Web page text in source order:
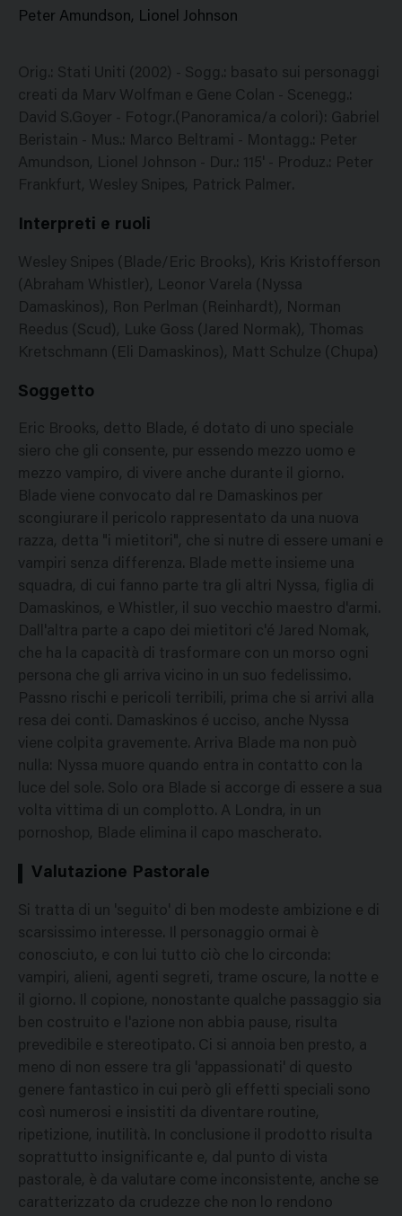
Peter Amundson, Lionel Johnson
Orig.: Stati Uniti (2002) - Sogg.: basato sui personaggi
creati da Marv Wolfman e Gene Colan - Scenegg.:
David S.Goyer - Fotogr.(Panoramica/a colori): Gabriel
Beristain - Mus.: Marco Beltrami - Montagg.: Peter
Amundson, Lionel Johnson - Dur.: 115' - Produz.: Peter
Frankfurt, Wesley Snipes, Patrick Palmer.
Interpreti e ruoli
Wesley Snipes (Blade/Eric Brooks), Kris Kristofferson
(Abraham Whistler), Leonor Varela (Nyssa
Damaskinos), Ron Perlman (Reinhardt), Norman
Reedus (Scud), Luke Goss (Jared Normak), Thomas
Kretschmann (Eli Damaskinos), Matt Schulze (Chupa)
Soggetto
Eric Brooks, detto Blade, é dotato di uno speciale
siero che gli consente, pur essendo mezzo uomo e
mezzo vampiro, di vivere anche durante il giorno.
Blade viene convocato dal re Damaskinos per
scongiurare il pericolo rappresentato da una nuova
razza, detta "i mietitori", che si nutre di essere umani e
vampiri senza differenza. Blade mette insieme una
squadra, di cui fanno parte tra gli altri Nyssa, figlia di
Damaskinos, e Whistler, il suo vecchio maestro d'armi.
Dall'altra parte a capo dei mietitori c'é Jared Nomak,
che ha la capacità di trasformare con un morso ogni
persona che gli arriva vicino in un suo fedelissimo.
Passno rischi e pericoli terribili, prima che si arrivi alla
resa dei conti. Damaskinos é ucciso, anche Nyssa
viene colpita gravemente. Arriva Blade ma non può
nulla: Nyssa muore quando entra in contatto con la
luce del sole. Solo ora Blade si accorge di essere a sua
volta vittima di un complotto. A Londra, in un
pornoshop, Blade elimina il capo mascherato.
Valutazione Pastorale
Si tratta di un 'seguito' di ben modeste ambizione e di
scarsissimo interesse. Il personaggio ormai è
conosciuto, e con lui tutto ciò che lo circonda:
vampiri, alieni, agenti segreti, trame oscure, la notte e
il giorno. Il copione, nonostante qualche passaggio sia
ben costruito e l'azione non abbia pause, risulta
prevedibile e stereotipato. Ci si annoia ben presto, a
meno di non essere tra gli 'appassionati' di questo
genere fantastico in cui però gli effetti speciali sono
così numerosi e insistiti da diventare routine,
ripetizione, inutilità. In conclusione il prodotto risulta
soprattutto insignificante e, dal punto di vista
pastorale, è da valutare come inconsistente, anche se
caratterizzato da crudezze che non lo rendono